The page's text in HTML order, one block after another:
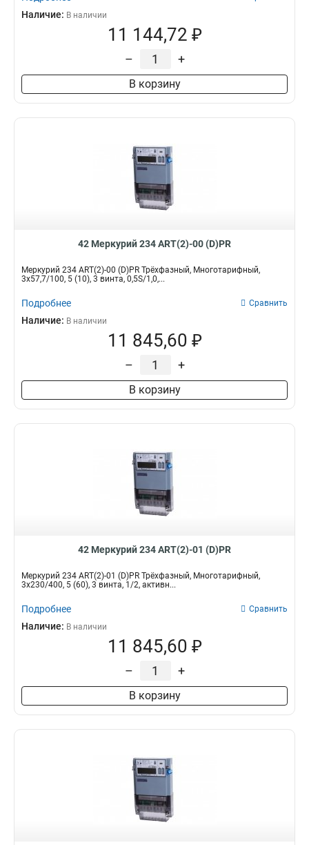
Наличие: В наличии
11 144,72 ₽
– +
В корзину
42 Меркурий 234 ART(2)-00 (D)PR
Меркурий 234 ART(2)-00 (D)PR Трёхфазный, Многотарифный,
3x57,7/100, 5 (10), 3 винта, 0,5S/1,0,...
Подробнее Сравнить
Наличие: В наличии
11 845,60 ₽
– +
В корзину
42 Меркурий 234 ART(2)-01 (D)PR
Меркурий 234 ART(2)-01 (D)PR Трёхфазный, Многотарифный,
3x230/400, 5 (60), 3 винта, 1/2, активн...
Подробнее Сравнить
Наличие: В наличии
11 845,60 ₽
– +
В корзину